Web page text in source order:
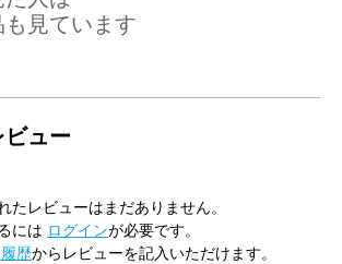
見ています
ュー
たレビューはまだありません。
には ログインが必要です。
歴からレビューを記入いただけます。